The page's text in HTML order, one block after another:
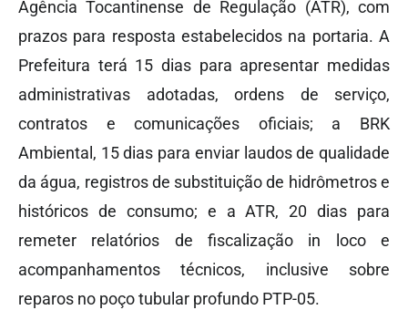
Agência Tocantinense de Regulação (ATR), com
prazos para resposta estabelecidos na portaria. A
Prefeitura terá 15 dias para apresentar medidas
administrativas adotadas, ordens de serviço,
contratos e comunicações oficiais; a BRK
Ambiental, 15 dias para enviar laudos de qualidade
da água, registros de substituição de hidrômetros e
históricos de consumo; e a ATR, 20 dias para
remeter relatórios de fiscalização in loco e
acompanhamentos técnicos, inclusive sobre
reparos no poço tubular profundo PTP-05.